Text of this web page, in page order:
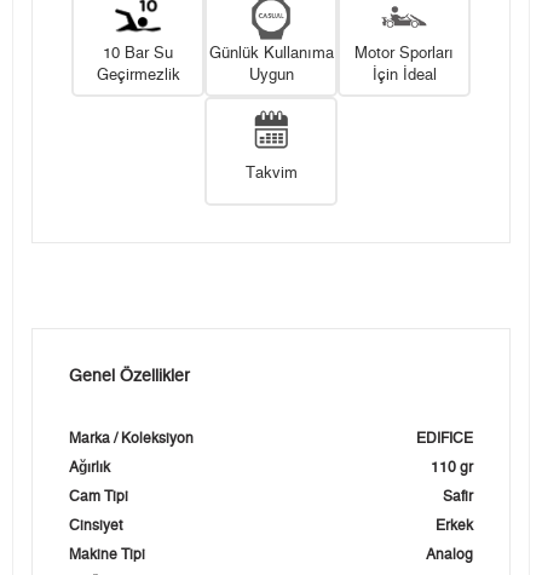
10 Bar Su
Geçirmezlik
Günlük Kullanıma
Uygun
Motor Sporları
İçin İdeal
Takvim
Genel Özellikler
Marka / Koleksiyon
EDIFICE
Ağırlık
110 gr
Cam Tipi
Safir
Cinsiyet
Erkek
Makine Tipi
Analog